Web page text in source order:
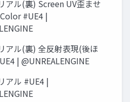
アル(裏) Screen UV歪ませ
#UE4 |
アル(裏) 全反射表現(後ほ
| @UNREALENGINE
アル #UE4 |